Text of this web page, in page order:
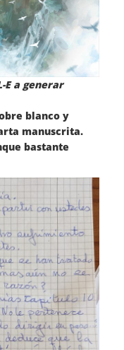
E a generar
blanco y
manuscrita.
bastante